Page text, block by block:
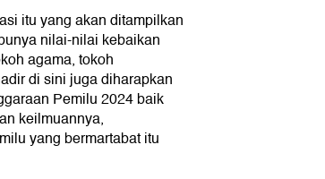
itu yang akan ditampilkan
nilai-nilai kebaikan
agama, tokoh
di sini juga diharapkan
Pemilu 2024 baik
keilmuannya,
yang bermartabat itu